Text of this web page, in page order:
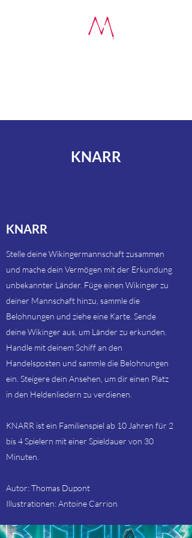
KNARR
KNARR
Stelle deine Wikingermannschaft zusammen
und mache dein Vermögen mit der Erkundung
unbekannter Länder. Füge einen Wikinger zu
deiner Mannschaft hinzu, sammle die
Belohnungen und ziehe eine Karte. Sende
deine Wikinger aus, um Länder zu erkunden.
Handle mit deinem Schiff an den
Handelsposten und sammle die Belohnungen
ein. Steigere dein Ansehen, um dir einen Platz
in den Heldenliedern zu verdienen.
KNARR ist ein Familienspiel ab 10 Jahren für 2
bis 4 Spielern mit einer Spieldauer von 30
Minuten.
Autor: Thomas Dupont
Illustrationen: Antoine Carrion